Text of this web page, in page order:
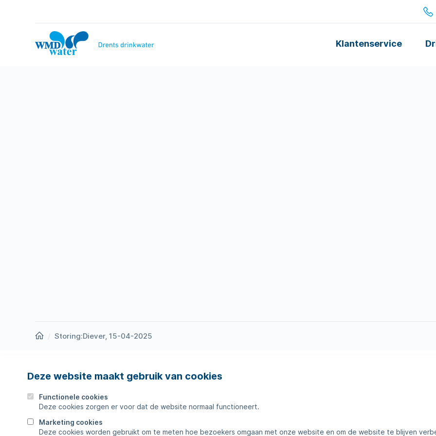
Deze website maakt gebruik van cookies
Functionele cookies
Deze cookies zorgen er voor dat de website normaal functioneert.
Marketing cookies
Deze cookies worden gebruikt om te meten hoe bezoekers omgaan met onze website en om de website te blijven
WMD
Drinkwater
Klantenservice
Homepage
Storing:Diever, 15-04-2025
Nieuws
Werken bij
Zakelijk
Storingen
Veelgestelde vragen